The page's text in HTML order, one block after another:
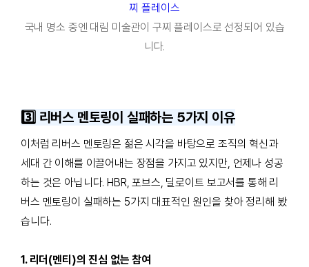
찌 플레이스
국내 명소 중엔 대림 미술관이 구찌 플레이스로 선정되어 있습
니다.
3️⃣ 리버스 멘토링이 실패하는 5가지 이유
이처럼 리버스 멘토링은 젊은 시각을 바탕으로 조직의 혁신과
세대 간 이해를 이끌어내는 장점을 가지고 있지만, 언제나 성공
하는 것은 아닙니다. HBR, 포브스, 딜로이트 보고서를 통해 리
버스 멘토링이 실패하는 5가지 대표적인 원인을 찾아 정리해 봤
습니다.
1. 리더(멘티)의 진심 없는 참여